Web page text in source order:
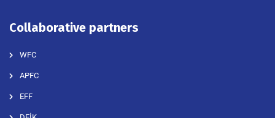
Collaborative partners
WFC
APFC
EFF